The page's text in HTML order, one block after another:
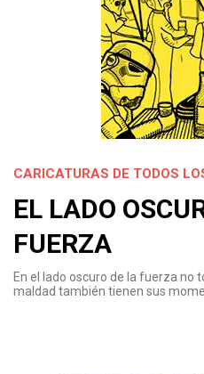
CARICATURAS DE TODOS
EL LADO
FUERZA
En el lado oscuro de la fuerza no
maldad también tienen sus